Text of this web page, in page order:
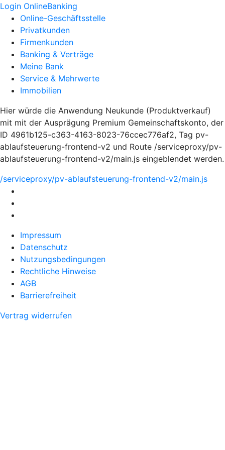
Login OnlineBanking
Online-Geschäftsstelle
Privatkunden
Firmenkunden
Banking & Verträge
Meine Bank
Service & Mehrwerte
Immobilien
Hier würde die Anwendung Neukunde (Produktverkauf)
mit mit der Ausprägung Premium Gemeinschaftskonto, der
ID 4961b125-c363-4163-8023-76ccec776af2, Tag pv-
ablaufsteuerung-frontend-v2 und Route /serviceproxy/pv-
ablaufsteuerung-frontend-v2/main.js eingeblendet werden.
/serviceproxy/pv-ablaufsteuerung-frontend-v2/main.js
Impressum
Datenschutz
Nutzungsbedingungen
Rechtliche Hinweise
AGB
Barrierefreiheit
Vertrag widerrufen